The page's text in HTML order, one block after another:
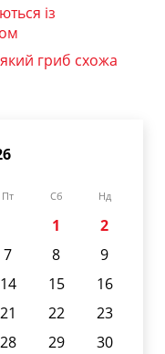
із
гриб схожа
Пт Сб Нд
1
2
7 8
9
14 15
16
21 22
23
28 29
30